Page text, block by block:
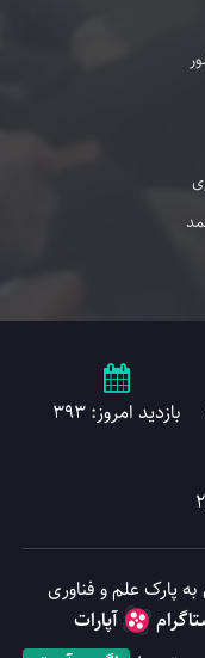
بازدید امروز: 393
پارک علم و فناوری
آپارات